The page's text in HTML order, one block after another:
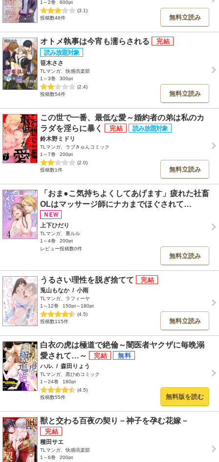
1～2巻
600pt
(3.1)
投稿数48件
無料立読み
オトメ執事は今宵も濡らされる
笹木ささ
TLマンガ、快感倶楽部
1～3巻
300pt
(2.4)
投稿数54件
無料立読み
この世で一番、最低な愛～婚約者の弟は私のカ
ラダを淫らに暴く
鈴木野ミドリ
TLマンガ、ラブきゅんコミック
1～7巻
200pt
(2.0)
投稿数1件
無料立読み
「おま●こ気持ちよくしてあげます」疲れた社畜
OLはマッサージ師にナカまでほぐされて…
上下ひだり
TLマンガ、裏ルル
1～4巻
200pt
レビュー投稿数0件
無料立読み
うるさい理性を脱ぎ捨てて
兎山もなか / 小雨
TLマンガ、ラフィーヤ
1～12巻
150pt～180pt
(4.5)
投稿数115件
無料立読み
白衣の虎は極道で絶倫～闇医者ヤクザに毎晩溺
愛されて…～
ハル. / 森田りょう
TLマンガ、黒ひめコミック
1～24巻
180pt
(4.5)
投稿数55件
無料版を読む
獣と交わる百夜の契り－神子を孕む花嫁－
種田サエ
TLマンガ、快感倶楽部
1～6巻
200pt